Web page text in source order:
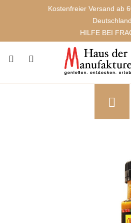
Kostenfreier Versand ab
Deutschland
HILFE BEI